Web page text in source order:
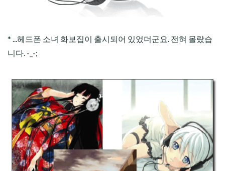
* ...헤드폰 소녀 화보집이 출시되어 있었더군요. 전혀 몰랐습
니다. -_-;